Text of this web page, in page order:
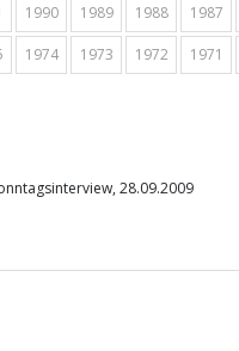
1990 1989 1988 1987
1974 1973 1972 1971
28.09.2009